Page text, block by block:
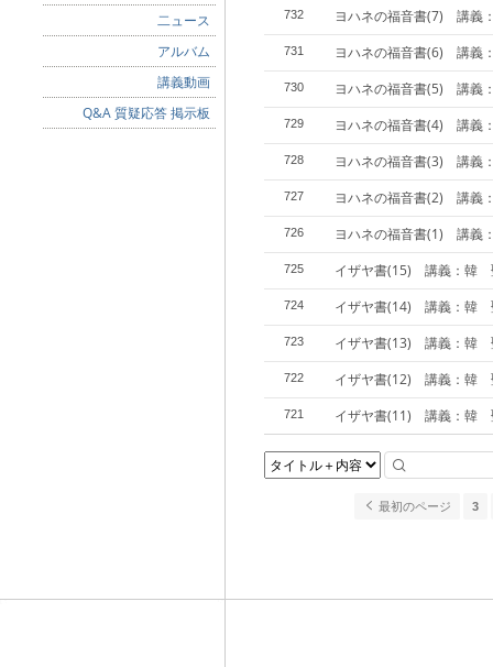
二ュース
アルバム
講義動画
Q&A 質疑応答 掲示板
732 ヨハネの福音書(7) 講
731 ヨハネの福音書(6) 講
730 ヨハネの福音書(5) 講
729 ヨハネの福音書(4) 講
728 ヨハネの福音書(3) 講
727 ヨハネの福音書(2) 講
726 ヨハネの福音書(1) 講
725 イザヤ書(15) 講義：韓
724 イザヤ書(14) 講義：韓
723 イザヤ書(13) 講義：韓
722 イザヤ書(12) 講義：韓
721 イザヤ書(11) 講義：韓
最初のページ 3